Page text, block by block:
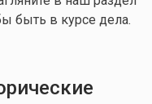
быть в курсе дела.